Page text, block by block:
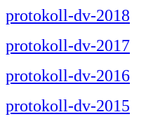
protokoll-dv-2018
protokoll-dv-2017
protokoll-dv-2016
protokoll-dv-2015